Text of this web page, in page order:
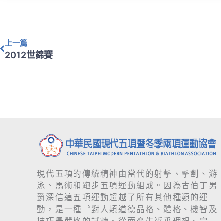
上一篇
2012世錦賽
現代五項的傳統精神由當代的射擊、擊劍、游
泳、馬術和跑步五項運動組成。因為古伯丁男
爵深信這五項運動超越了所有其他種類的運
動，是一種〝對人類道德品格、體格、機智及